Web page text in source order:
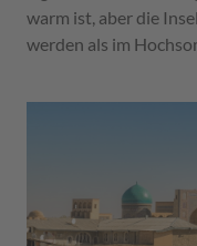
warm ist, aber die
werden als im